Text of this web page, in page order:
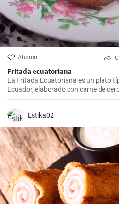
Ahorrar
Fritada ecuatoriana
La Fritada Ecuatoriana es un plato
Ecuador, elaborado con carne de
cocinada a fuego lento en una olla
Estika02